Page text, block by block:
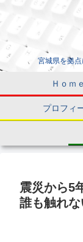
宮城県を拠
Ｈｏｍｅ
プロフィ
震災から5
誰も触れ